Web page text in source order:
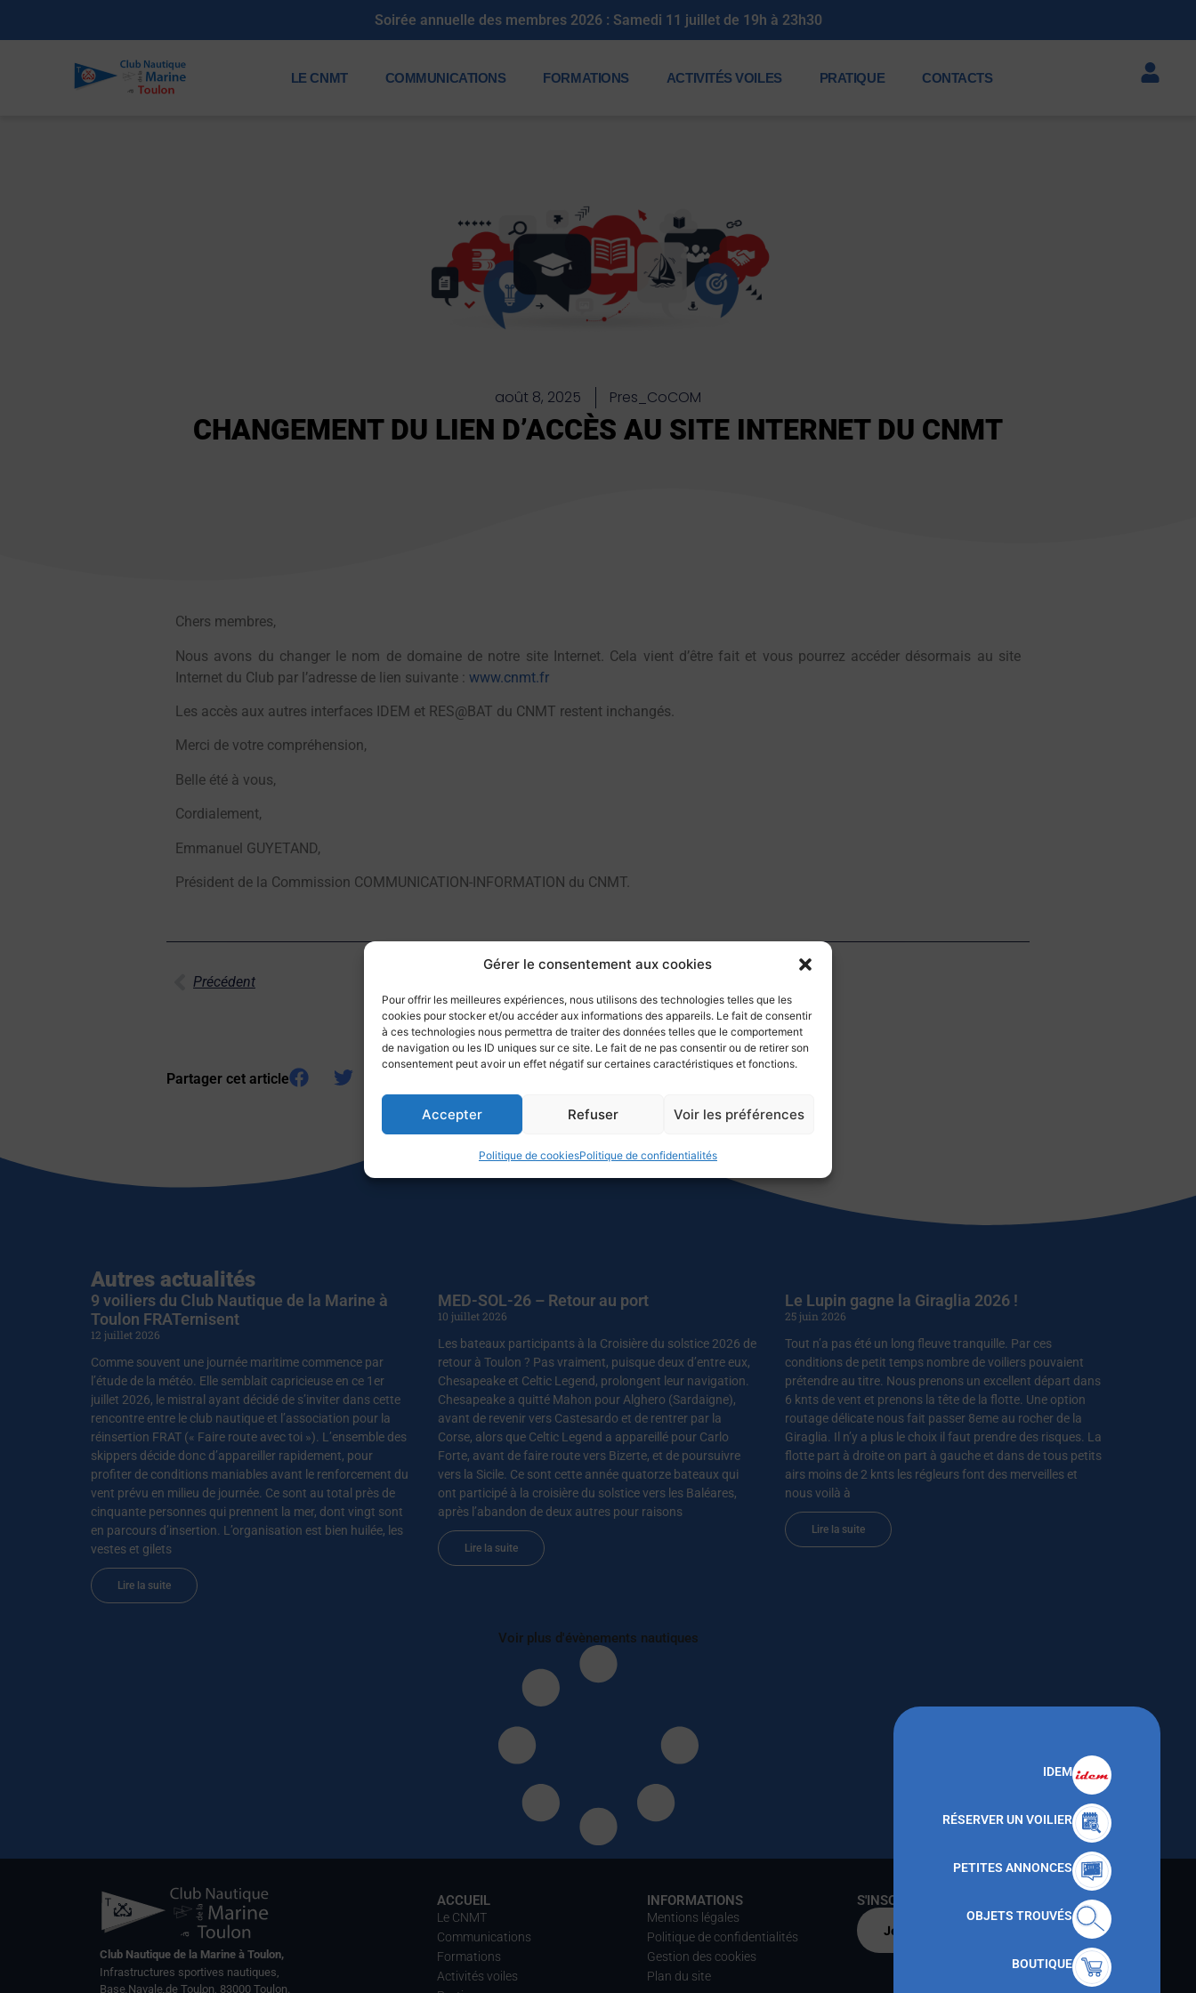
Gérer le consentement aux cookies
Pour offrir les meilleures expériences, nous utilisons des technologies telles que les
cookies pour stocker et/ou accéder aux informations des appareils. Le fait de consentir
à ces technologies nous permettra de traiter des données telles que le comportement
de navigation ou les ID uniques sur ce site. Le fait de ne pas consentir ou de retirer son
consentement peut avoir un effet négatif sur certaines caractéristiques et fonctions.
Accepter Refuser Voir les préférences
Politique de cookiesPolitique de confidentialités
Soirée annuelle des membres 2026 : Samedi 11 juillet de 19h à 23h30
LE CNMT COMMUNICATIONS FORMATIONS ACTIVITÉS VOILES PRATIQUE CONTACTS
août 8, 2025 Pres_CoCOM
CHANGEMENT DU LIEN D’ACCÈS AU SITE INTERNET DU CNMT
Chers membres,
Nous avons du changer le nom de domaine de notre site Internet. Cela vient d’être fait et vous pourrez accéder désormais au site
Internet du Club par l’adresse de lien suivante : www.cnmt.fr
Les accès aux autres interfaces IDEM et RES@BAT du CNMT restent inchangés.
Merci de votre compréhension,
Belle été à vous,
Cordialement,
Emmanuel GUYETAND,
Président de la Commission COMMUNICATION-INFORMATION du CNMT.
Précédent
Partager cet article
Autres actualités
9 voiliers du Club Nautique de la Marine à
Toulon FRATernisent
12 juillet 2026
Comme souvent une journée maritime commence par
l’étude de la météo. Elle semblait capricieuse en ce 1er
juillet 2026, le mistral ayant décidé de s’inviter dans cette
rencontre entre le club nautique et l’association pour la
réinsertion FRAT (« Faire route avec toi »). L’ensemble des
skippers décide donc d’appareiller rapidement, pour
profiter de conditions maniables avant le renforcement du
vent prévu en milieu de journée. Ce sont au total près de
cinquante personnes qui prennent la mer, dont vingt sont
en parcours d’insertion. L’organisation est bien huilée, les
vestes et gilets
Lire la suite
MED-SOL-26 – Retour au port
10 juillet 2026
Les bateaux participants à la Croisière du solstice 2026 de
retour à Toulon ? Pas vraiment, puisque deux d’entre eux,
Chesapeake et Celtic Legend, prolongent leur navigation.
Chesapeake a quitté Mahon pour Alghero (Sardaigne),
avant de revenir vers Castesardo et de rentrer par la
Corse, alors que Celtic Legend a appareillé pour Carlo
Forte, avant de faire route vers Bizerte, et de poursuivre
vers la Sicile. Ce sont cette année quatorze bateaux qui
ont participé à la croisière du solstice vers les Baléares,
après l’abandon de deux autres pour raisons
Lire la suite
Le Lupin gagne la Giraglia 2026 !
25 juin 2026
Tout n’a pas été un long fleuve tranquille. Par ces
conditions de petit temps nombre de voiliers pouvaient
prétendre au titre. Nous prenons un excellent départ dans
6 knts de vent et prenons la tête de la flotte. Une option
routage délicate nous fait passer 8eme au rocher de la
Giraglia. Il n’y a plus le choix il faut prendre des risques. La
flotte part à droite on part à gauche et dans de tous petits
airs moins de 2 knts les régleurs font des merveilles et
nous voilà à
Lire la suite
Voir plus d'évènements nautiques
IDEM
RÉSERVER UN VOILIER
PETITES ANNONCES
OBJETS TROUVÉS
BOUTIQUE
Club Nautique de la Marine à Toulon,
Infrastructures sportives nautiques,
Base Navale de Toulon, 83000 Toulon.
ACCUEIL
Le CNMT
Communications
Formations
Activités voiles
INFORMATIONS
Mentions légales
Politique de confidentialités
Gestion des cookies
Plan du site
S'INSCRIRE AU CNMT
Je m'inscris par